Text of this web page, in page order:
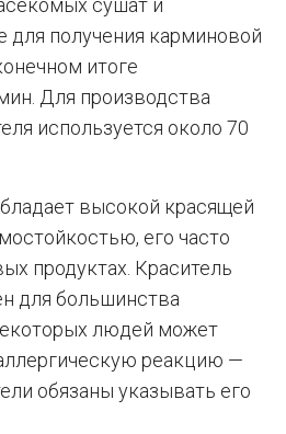
сушат и
для получения карминовой
итоге
Для производства
используется около 70
высокой красящей
его часто
продуктах. Краситель
для большинства
людей может
реакцию —
обязаны указывать его